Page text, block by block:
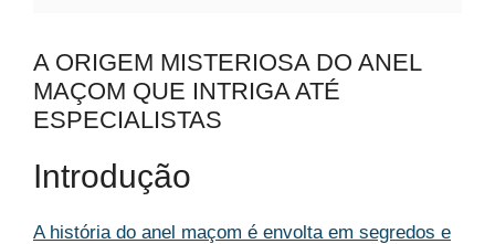
A ORIGEM MISTERIOSA DO ANEL
MAÇOM QUE INTRIGA ATÉ
ESPECIALISTAS
Introdução
A história do anel maçom é envolta em segredos e